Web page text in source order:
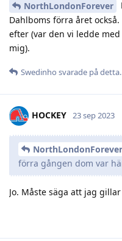
NorthLondonForever
Dahlboms förra året
efter (var den vi ledde
mig).
Swedinho svarade på detta.
HOCKEY 23 sep 2023
NorthLondonForever
förra gången dom var
Jo. Måste säga att jag